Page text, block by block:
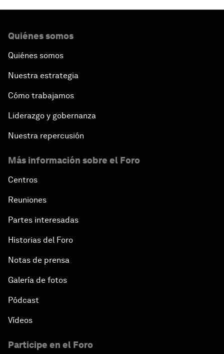
Quiénes somos
Quiénes somos
Nuestra estrategia
Cómo trabajamos
Liderazgo y gobernanza
Nuestra repercusión
Más información sobre el Foro
Centros
Reuniones
Partes interesadas
Historias del Foro
Notas de prensa
Galería de fotos
Pódcast
Vídeos
Participe en el Foro